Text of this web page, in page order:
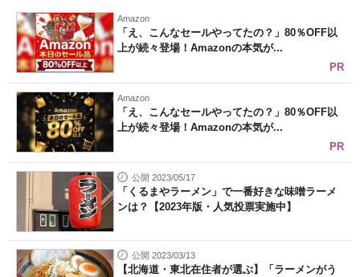
Amazon
「え、こんなセールやってたの？」80％OFF以
上が続々登場！Amazonの本気が...
PR
Amazon
「え、こんなセールやってたの？」80％OFF以
上が続々登場！Amazonの本気が...
PR
公開 2023/05/17
「くるまやラーメン」で一番好きな味噌ラーメ
ンは？【2023年版・人気投票実施中】
公開 2023/03/13
【北海道・東北在住者が選ぶ】「ラーメンがう